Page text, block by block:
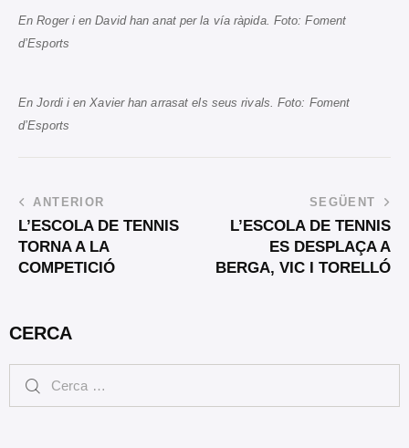
En Roger i en David han anat per la vía ràpida. Foto: Foment
d’Esports
En Jordi i en Xavier han arrasat els seus rivals. Foto: Foment
d’Esports
ANTERIOR
L’ESCOLA DE TENNIS
TORNA A LA
COMPETICIÓ
SEGÜENT
L’ESCOLA DE TENNIS
ES DESPLAÇA A
BERGA, VIC I TORELLÓ
CERCA